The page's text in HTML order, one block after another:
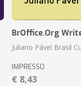
BrOffice.Org
Juliano Pável Brasil
IMPRESSO
€ 8,43